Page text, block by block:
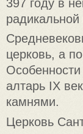
397 году в
церковь, а
алтарь IX
камнями.
Церковь